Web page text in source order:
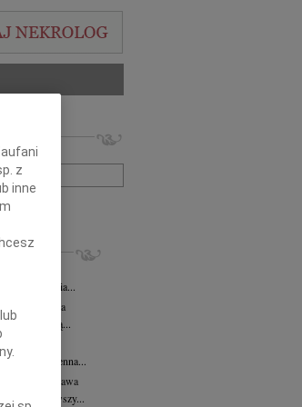
- 9 sierpnia...
Warszawa
Kościelską...
Ciebie Bożenna...
Warszawa
przeżywszy...
z
inne